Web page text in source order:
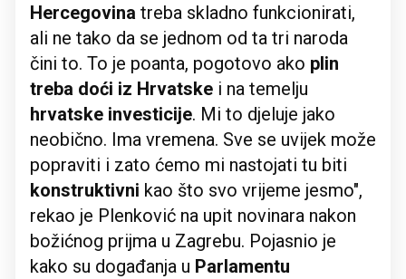
Hercegovina treba skladno funkcionirati,
ali ne tako da se jednom od ta tri naroda
čini to. To je poanta, pogotovo ako plin
treba doći iz Hrvatske i na temelju
hrvatske investicije. Mi to djeluje jako
neobično. Ima vremena. Sve se uvijek može
popraviti i zato ćemo mi nastojati tu biti
konstruktivni kao što svo vrijeme jesmo",
rekao je Plenković na upit novinara nakon
božićnog prijma u Zagrebu. Pojasnio je
kako su događanja u Parlamentu